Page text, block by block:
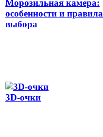
Морозильная камера:
особенности и правила
выбора
3D-очки